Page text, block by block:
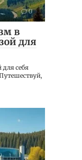
0
в
для
для себя